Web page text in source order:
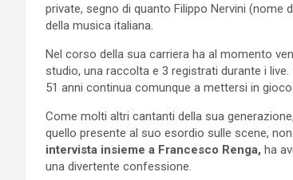
private, segno di quanto Filippo Nervini (nome
della musica italiana.
Nel corso della sua carriera ha al momento
studio, una raccolta e 3 registrati durante i live.
51 anni continua comunque a mettersi in
Come molti altri cantanti della sua
quello presente al suo esordio sulle scene,
intervista insieme a Francesco Renga, ha
una divertente confessione.